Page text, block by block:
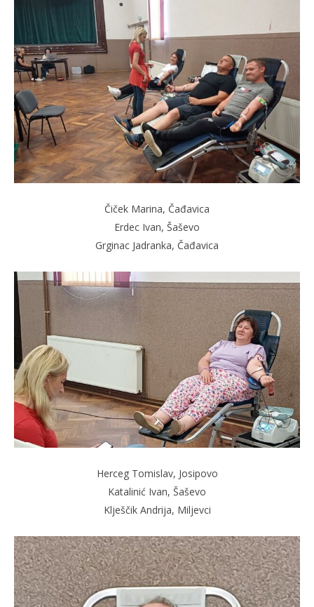
Čiček Marina, Čađavica
Erdec Ivan, Šaševo
Grginac Jadranka, Čađavica
Herceg Tomislav, Josipovo
Katalinić Ivan, Šaševo
Klješčik Andrija, Miljevci